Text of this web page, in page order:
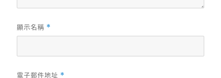
顯示名稱 *
電子郵件地址 *